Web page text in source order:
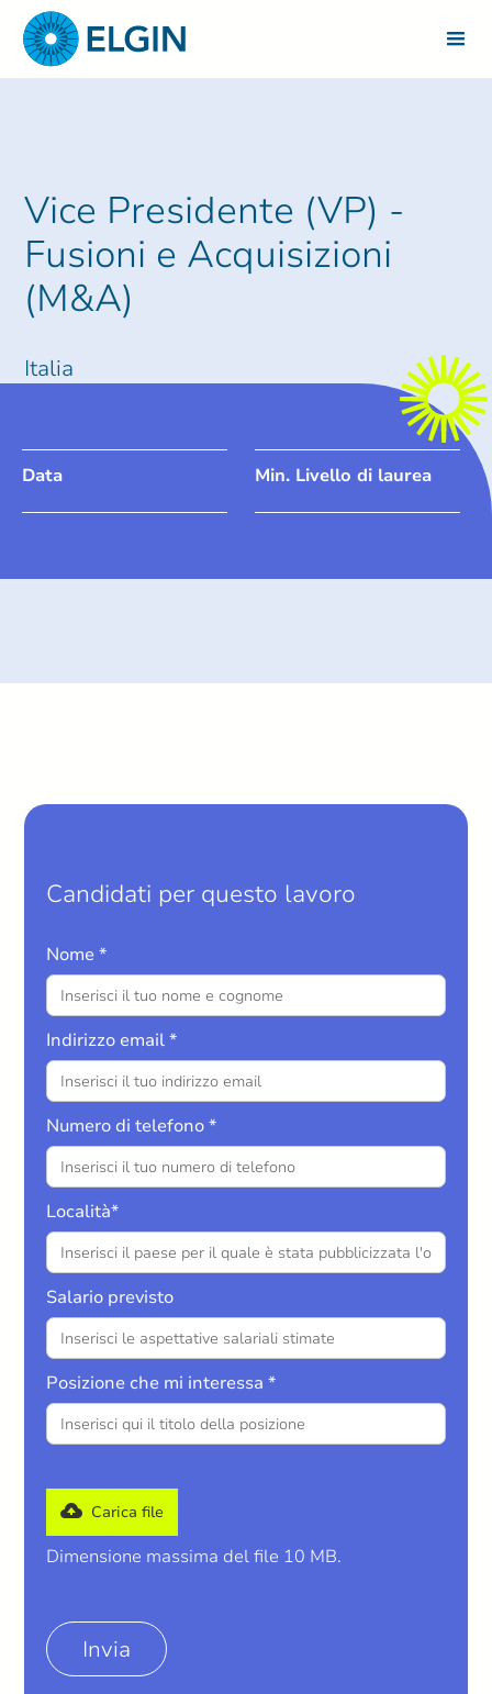
Vice Presidente (VP) -
Fusioni e Acquisizioni
(M&A)
Italia
Data Min. Livello di laurea
Candidati per questo lavoro
Nome *
Indirizzo email *
Numero di telefono *
Località*
Salario previsto
Posizione che mi interessa *
Carica file
Dimensione massima del file 10 MB.